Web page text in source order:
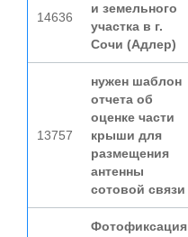
14636
и земельного
участка в г.
Сочи (Адлер)
13757
нужен шаблон
отчета об
оценке части
крыши для
размещения
антенны
сотовой связи
Фотофиксация